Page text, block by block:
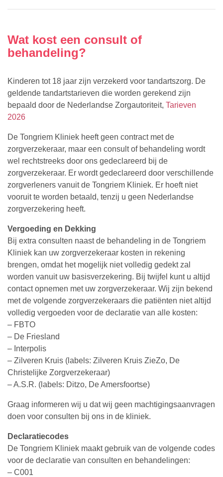
Wat kost een consult of
behandeling?
Kinderen tot 18 jaar zijn verzekerd voor tandartszorg. De
geldende tandartstarieven die worden gerekend zijn
bepaald door de Nederlandse Zorgautoriteit, Tarieven
2026
De Tongriem Kliniek heeft geen contract met de
zorgverzekeraar, maar een consult of behandeling wordt
wel rechtstreeks door ons gedeclareerd bij de
zorgverzekeraar. Er wordt gedeclareerd door verschillende
zorgverleners vanuit de Tongriem Kliniek. Er hoeft niet
vooruit te worden betaald, tenzij u geen Nederlandse
zorgverzekering heeft.
Vergoeding en Dekking
Bij extra consulten naast de behandeling in de Tongriem
Kliniek kan uw zorgverzekeraar kosten in rekening
brengen, omdat het mogelijk niet volledig gedekt zal
worden vanuit uw basisverzekering. Bij twijfel kunt u altijd
contact opnemen met uw zorgverzekeraar. Wij zijn bekend
met de volgende zorgverzekeraars die patiënten niet altijd
volledig vergoeden voor de declaratie van alle kosten:
– FBTO
– De Friesland
– Interpolis
– Zilveren Kruis (labels: Zilveren Kruis ZieZo, De
Christelijke Zorgverzekeraar)
– A.S.R. (labels: Ditzo, De Amersfoortse)
Graag informeren wij u dat wij geen machtigingsaanvragen
doen voor consulten bij ons in de kliniek.
Declaratiecodes
De Tongriem Kliniek maakt gebruik van de volgende codes
voor de declaratie van consulten en behandelingen:
– C001